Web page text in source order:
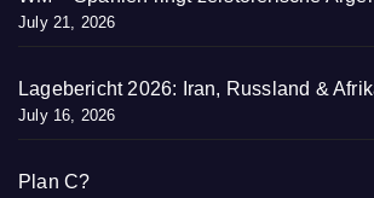
July 21, 2026
Lagebericht 2026: Iran, Russland &
July 16, 2026
Plan C?